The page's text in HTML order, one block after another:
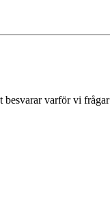
besvarar varför vi